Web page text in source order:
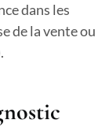
dans les
de la vente ou